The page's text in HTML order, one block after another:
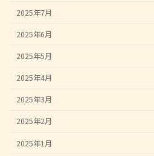
2025年7月
2025年6月
2025年5月
2025年4月
2025年3月
2025年2月
2025年1月